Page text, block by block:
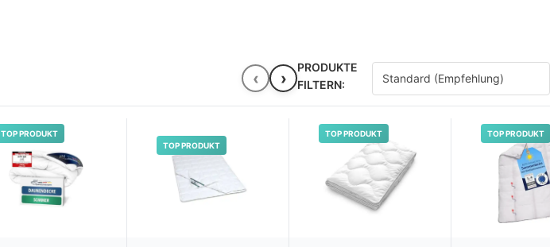
‹ ›
PRODUKTE
FILTERN:
TOP PRODUKT
TOP PRODUKT
TOP PRODUKT TOP PRODUKT